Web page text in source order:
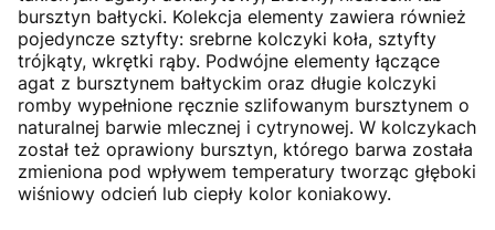
bursztyn bałtycki. Kolekcja elementy zawiera również
pojedyncze sztyfty: srebrne kolczyki koła, sztyfty
trójkąty, wkrętki rąby. Podwójne elementy łączące
agat z bursztynem bałtyckim oraz długie kolczyki
romby wypełnione ręcznie szlifowanym bursztynem o
naturalnej barwie mlecznej i cytrynowej. W kolczykach
został też oprawiony bursztyn, którego barwa została
zmieniona pod wpływem temperatury tworząc głęboki
wiśniowy odcień lub ciepły kolor koniakowy.